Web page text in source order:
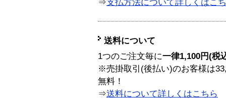
⇒支払方法について詳しくはこ
送料について
1つのご注文毎に一律1,100円(税
※売掛取引(後払い)のお客様は
無料！
⇒送料について詳しくはこちら